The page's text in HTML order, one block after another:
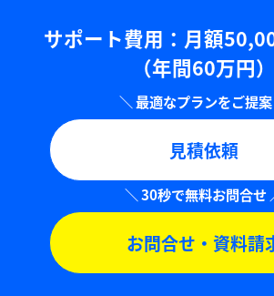
サポート費用：⽉額
（年間60万円）
見積依頼
お問合せ・資料請